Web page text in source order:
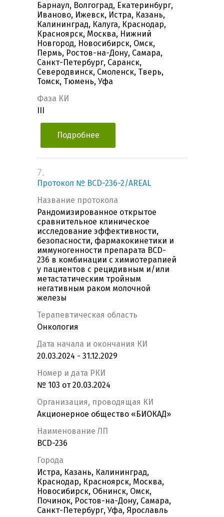
Барнаул, Волгоград, Екатеринбург,
Иваново, Ижевск, Истра, Казань,
Калининград, Калуга, Краснодар,
Красноярск, Москва, Нижний
Новгород, Новосибирск, Омск,
Пермь, Ростов-на-Дону, Самара,
Санкт-Петербург, Саранск,
Северодвинск, Смоленск, Тверь,
Томск, Тюмень, Уфа
Фаза КИ
Подробнее
7.
Протокол № BCD-236-2/AREAL
Название протокола
Рандомизированное открытое
сравнительное клиническое
исследование эффективности,
безопасности, фармакокинетики и
иммуногенности препарата BCD-
236 в комбинации с химиотерапией
у пациентов с рецидивным и/или
метастатическим тройным
негативным раком молочной
железы
Терапевтическая область
Онкология
Дата начала и окончания КИ
20.03.2024 - 31.12.2029
Номер и дата РКИ
№ 103 от 20.03.2024
Организация, проводящая КИ
Акционерное общество «БИОКАД»
Наименование ЛП
BCD-236
Города
Истра, Казань, Калининград,
Краснодар, Красноярск, Москва,
Новосибирск, Обнинск, Омск,
Починок, Ростов-на-Дону, Самара,
Санкт-Петербург, Уфа, Ярославль